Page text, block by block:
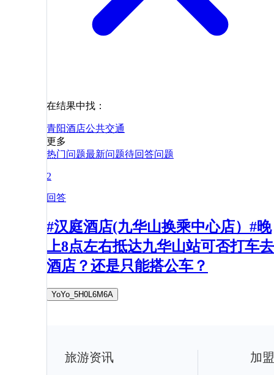
在结果中找：
青阳酒店公共交通
更多
热门问题最新问题待回答问题
2
回答
#汉庭酒店(九华山换乘中心店）#晚
上8点左右抵达九华山站可否打车去
酒店？还是只能搭公车？
YoYo_5H0L6M6A
旅游资讯 加